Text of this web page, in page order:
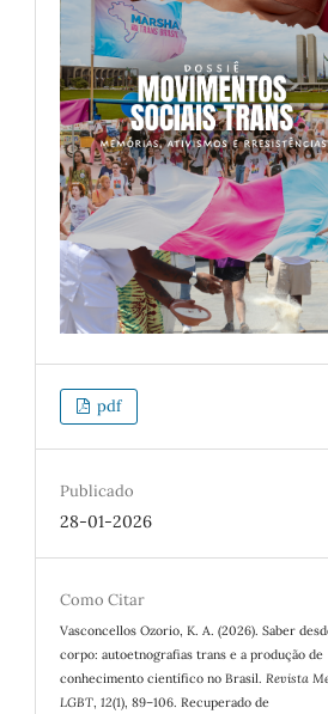
pdf
Publicado
28-01-2026
Como Citar
Vasconcellos Ozorio, K. A. (2026). Saber
corpo: autoetnografias trans e a produção de
conhecimento científico no Brasil. Revista
LGBT ,12(1), 89–106. Recuperado de